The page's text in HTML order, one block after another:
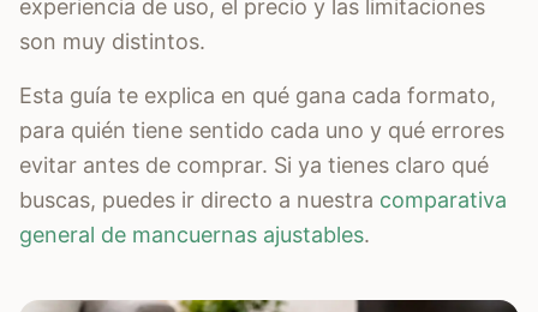
experiencia de uso, el precio y las limitaciones
son muy distintos.
Esta guía te explica en qué gana cada formato,
para quién tiene sentido cada uno y qué errores
evitar antes de comprar. Si ya tienes claro qué
buscas, puedes ir directo a nuestra comparativa
general de mancuernas ajustables.